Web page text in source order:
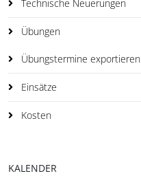
Technische Neuerungen
Übungen
Übungstermine exportieren
Einsätze
Kosten
KALENDER